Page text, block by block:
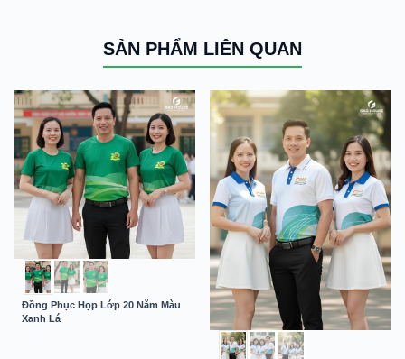
SẢN PHẨM LIÊN QUAN
Đồng Phục Họp Lớp 20 Năm Màu
Xanh Lá